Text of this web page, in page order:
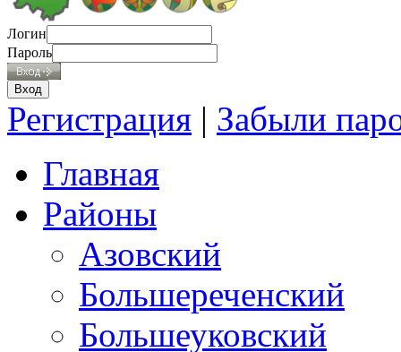
Логин
Пароль
Регистрация | Забыли
Главная
Районы
Азовский
Большереченский
Большеуковский